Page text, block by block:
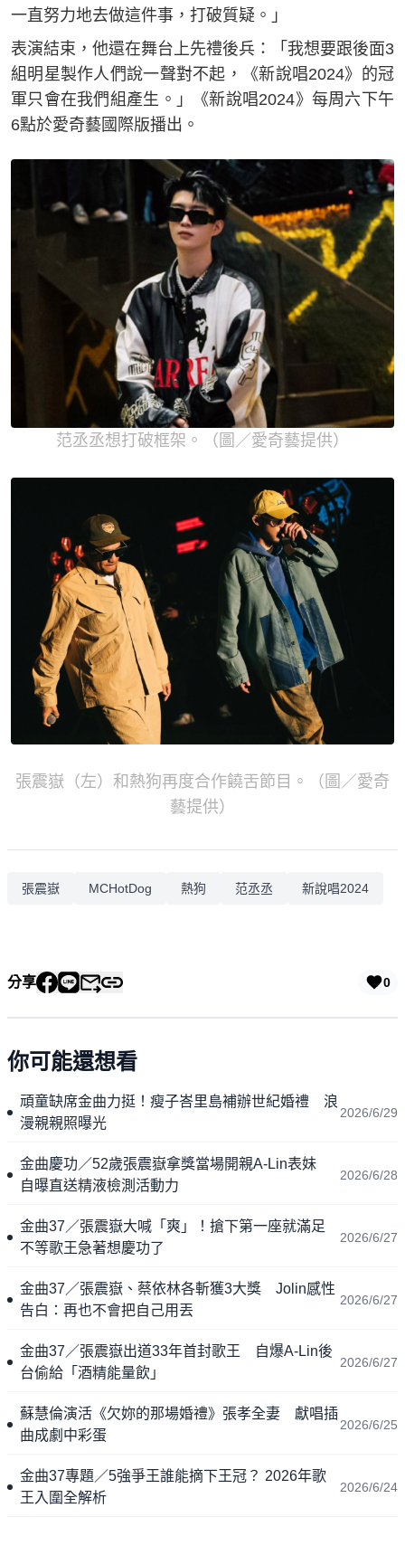
一直努力地去做這件事，打破質疑。」
表演結束，他還在舞台上先禮後兵：「我想要跟後面3
組明星製作人們說一聲對不起，《新說唱2024》的冠
軍只會在我們組產生。」《新說唱2024》每周六下午
6點於愛奇藝國際版播出。
范丞丞想打破框架。（圖／愛奇藝提供）
張震嶽（左）和熱狗再度合作饒舌節目。（圖／愛奇
藝提供）
張震嶽 MCHotDog 熱狗 范丞丞 新說唱2024
分享 0
你可能還想看
頑童缺席金曲力挺！瘦子峇里島補辦世紀婚禮 浪
漫親親照曝光
2026/6/29
金曲慶功／52歲張震嶽拿獎當場開親A-Lin表妹
自曝直送精液檢測活動力
2026/6/28
金曲37／張震嶽大喊「爽」！搶下第一座就滿足
不等歌王急著想慶功了
2026/6/27
金曲37／張震嶽、蔡依林各斬獲3大獎 Jolin感性
告白：再也不會把自己用丟
2026/6/27
金曲37／張震嶽出道33年首封歌王 自爆A-Lin後
台偷給「酒精能量飲」
2026/6/27
蘇慧倫演活《欠妳的那場婚禮》張孝全妻 獻唱插
曲成劇中彩蛋
2026/6/25
金曲37專題／5強爭王誰能摘下王冠？ 2026年歌
王入圍全解析
2026/6/24